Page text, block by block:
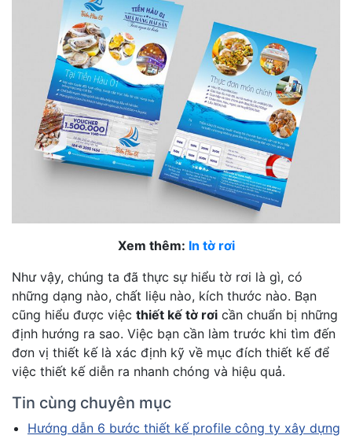
Xem thêm: In tờ rơi
Như vậy, chúng ta đã thực sự hiểu tờ rơi là gì, có
những dạng nào, chất liệu nào, kích thước nào. Bạn
cũng hiểu được việc thiết kế tờ rơi cần chuẩn bị những
định hướng ra sao. Việc bạn cần làm trước khi tìm đến
đơn vị thiết kế là xác định kỹ về mục đích thiết kế để
việc thiết kế diễn ra nhanh chóng và hiệu quả.
Tin cùng chuyên mục
Hướng dẫn 6 bước thiết kế profile công ty xây dựng